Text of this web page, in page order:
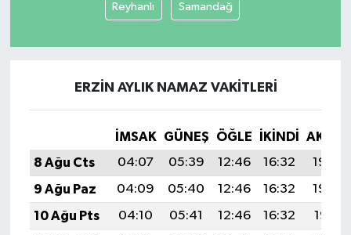
Reyhanlı Samandağ
ERZIN AYLIK NAMAZ VAKITLERI
İMSAK GÜNEŞ ÖĞLE İKINDI
8 Ağu Cts
04:07 05:39 12:46 16:32
19:43
9 Ağu Paz
04:09 05:40 12:46 16:32
19:42
10 Ağu Pts
04:10 05:41 12:46 16:32
19:41